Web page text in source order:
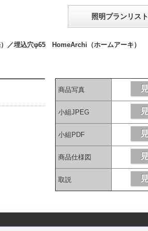
照明プランリスト
／埋込穴φ65 HomeArchi（ホームアーキ）
商品写真
小組JPEG
小組PDF
商品仕様図
取説